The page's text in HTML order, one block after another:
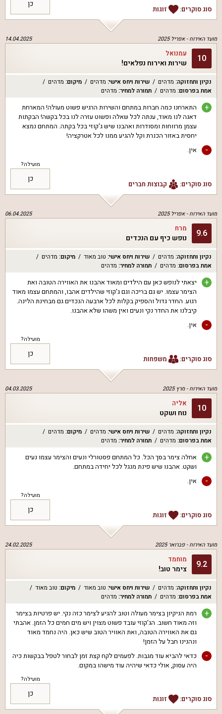
סוג סוקרים: זוגות
כן
מועד האירוח -אפריל 2025 14.04.2025
10 עמנואל
שירות ואירוח נפלאים!
נקיון ותחזוקה: מדהים שירות ויחס אישי: מדהים מיקום: מדהים
אמת בפרסום: מדהים תמורה למחיר: מדהים
+
התארחנו כמה חברות במתחם והשירות הרגיש פשוט מעולה! המארחת
דאגה לנו מאוד, ענתה לכל שאלה ופשוט עזרה לנו בכל בקשה! הבקתות
עצמן מרווחות ומסודרות ואהבנו שיש ג'קוזי בכל בקתה. המתחם נמצא
יחסית באזור הכנרת וקל להגיע ממנו לכל אטרקציה!
- אין.
סוג סוקרים: קבוצות חברים
מועילה?
כן
מועד האירוח -אפריל 2025 06.04.2025
9.6 מרח
נופש כיף עם הנכדים
נקיון ותחזוקה: מדהים שירות ויחס אישי: טוב מאוד מיקום: מדהים
אמת בפרסום: מדהים תמורה למחיר: מדהים
+
יצאתי לנופש כאן עם הילדים ומאוד אהבנו את האווירה הטובה ואת
הצימר עצמו. יש גם בריכה וגם ג'קוזי שהילדים אהבו, והמתחם עצמו מאוד
רגוע. החדר גדול והספיק בקלות לכל ארבעה הנכדים גם מבחינת הלינה.
קיבלנו את החדר נקי ונעים ואין משהו שלא אהבנו.
- אין.
סוג סוקרים: משפחות
מועילה?
כן
מועד האירוח -מרץ 2025 04.03.2025
10 אליה
נוח ושקט
נקיון ותחזוקה: מדהים שירות ויחס אישי: מדהים מיקום: מדהים
אמת בפרסום: מדהים תמורה למחיר: מדהים
+
אחלה צימר בסך הכל. כל המתחם פסטורלי ונעים והצימר עצמו נעים
ושקט. אהבנו שיש פינת מנגל לכל יחידה במתחם.
- אין.
סוג סוקרים: זוגות
מועילה?
כן
מועד האירוח -פברואר 2025 24.02.2025
9.2 מוחמד
צימר טוב!
נקיון ותחזוקה: מדהים שירות ויחס אישי: טוב מאוד מיקום: טוב מאוד
אמת בפרסום: מדהים תמורה למחיר: מדהים
+
רמת הניקיון בצימר מעולה וטוב להגיע לצימר כזה נקי. יש פרטיות בצימר
וזה מאוד חשוב. הג'קוזי עובד פשוט מצוין ויש מים חמים כל הזמן. אהבתי
גם את האווירה הטובה, ואת האוויר הטוב שיש כאן. היה נחמד מאוד
ונהנינו חבל על הזמן!
-
כדאי להביא עוד מגבות. לפעמים לקח קצת זמן לבחור לטפל בבקשות כיה
היה עסוק, אולי כדאי שיהיה עוד מישהו במקום.
סוג סוקרים: זוגות
מועילה?
כן